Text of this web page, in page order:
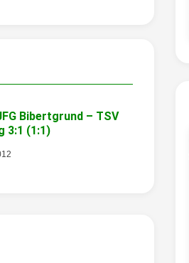
Bibertgrund – TSV
3:1 (1:1)